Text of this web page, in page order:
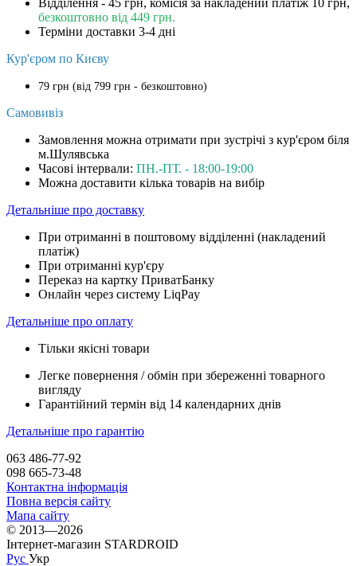
безкоштовно від 449 грн.
Терміни доставки 3-4 дні
Кур'єром по Києву
79 грн (від 799 грн - безкоштовно)
Самовивіз
Замовлення можна отримати при зустрічі з кур'єром біля
м.Шулявська
Часові інтервали: ПН.-ПТ. - 18:00-19:00
Можна доставити кілька товарів на вибір
Детальніше про доставку
При отриманні в поштовому відділенні (накладений
платіж)
При отриманні кур'єру
Переказ на картку ПриватБанку
Онлайн через систему LiqPay
Детальніше про оплату
Тільки якісні товари
Легке повернення / обмін при збереженні товарного
вигляду
Гарантійний термін від 14 календарних днів
Детальніше про гарантію
063 486-77-92
098 665-73-48
Контактна інформація
Повна версія сайту
Мапа сайту
© 2013—2026
Інтернет-магазин STARDROID
Рус Укр